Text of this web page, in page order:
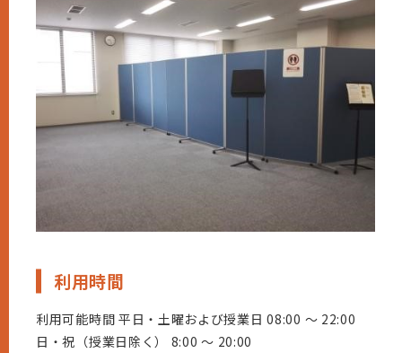
利用時間
利用可能時間 平日・土曜および授業日 08:00 ～ 22:00
日・祝（授業日除く） 8:00 ～ 20:00